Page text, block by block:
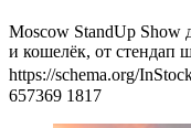
Moscow StandUp Show
и кошелёк, от стендап
https://schema.org/
657369 1817